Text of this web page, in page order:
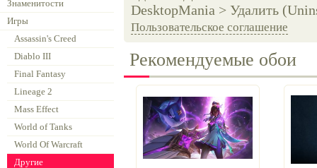
Знаменитости
Игры
Assassin's Creed
Diablo III
Final Fantasy
Lineage 2
Mass Effect
World of Tanks
World Of Warcraft
Другие
DesktopMania > Удалить
Пользовательское соглашение
Рекомендуемые обои